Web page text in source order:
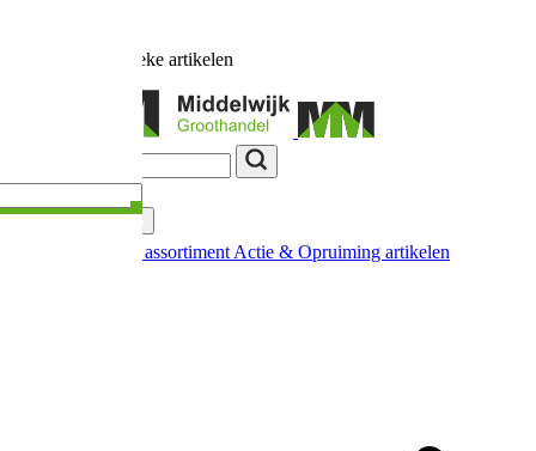
unieke artikelen
Nieuw in ons assortiment Actie & Opruiming artikelen